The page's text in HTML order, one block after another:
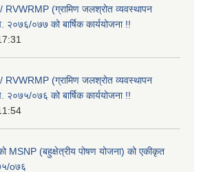
RVWRMP (ग्रामिण जलश्रोत व्यवस्थापन
२०७६/०७७ को बार्षिक कार्ययोजना !!
RVWRMP (ग्रामिण जलश्रोत व्यवस्थापन
२०७५/०७६ को बार्षिक कार्ययोजना !!
MSNP (बहुक्षेत्रीय पोषण योजना) को एकीकृत
o७६